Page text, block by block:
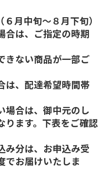
月中旬～８月下旬）
合は、ご指定の時期
ない商品が一部ご
、配達希望時間帯
合は、御中元のし
ります。下表をご確認
み分は、お申込み受
でお届けいたしま